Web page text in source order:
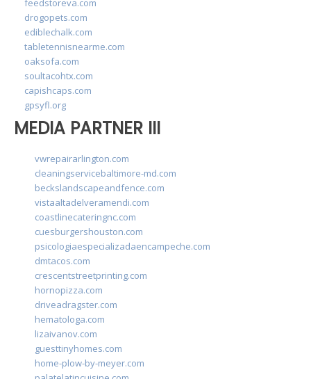
drogopets.com
ediblechalk.com
tabletennisnearme.com
oaksofa.com
soultacohtx.com
capishcaps.com
gpsyfl.org
MEDIA PARTNER III
vwrepairarlington.com
cleaningservicebaltimore-md.com
beckslandscapeandfence.com
vistaaltadelveramendi.com
coastlinecateringnc.com
cuesburgershouston.com
psicologiaespecializadaencampeche.com
dmtacos.com
crescentstreetprinting.com
hornopizza.com
driveadragster.com
hematologa.com
lizaivanov.com
guesttinyhomes.com
home-plow-by-meyer.com